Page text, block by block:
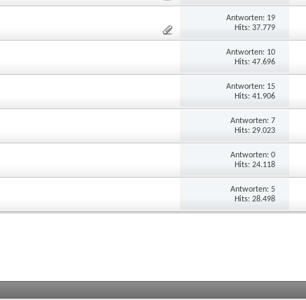
Antworten: 19
Hits: 37.779
Antworten: 10
Hits: 47.696
Antworten: 15
Hits: 41.906
Antworten: 7
Hits: 29.023
Antworten: 0
Hits: 24.118
Antworten: 5
Hits: 28.498